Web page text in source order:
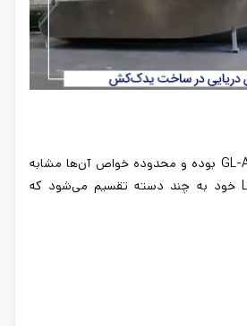
این ورق نیز مانند گرید GL-A بوده و محدوده خواص آن‌ها مشابه
یکدیگر است. ورق LR-A خود به چند دسته تقسیم می‌شود که